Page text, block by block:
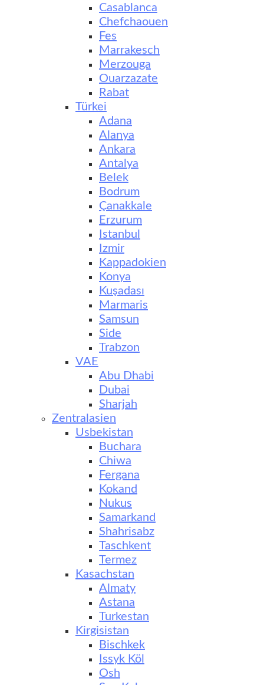
Casablanca
Chefchaouen
Fes
Marrakesch
Merzouga
Ouarzazate
Rabat
Türkei
Adana
Alanya
Ankara
Antalya
Belek
Bodrum
Çanakkale
Erzurum
Istanbul
Izmir
Kappadokien
Konya
Kuşadası
Marmaris
Samsun
Side
Trabzon
VAE
Abu Dhabi
Dubai
Sharjah
Zentralasien
Usbekistan
Buchara
Chiwa
Fergana
Kokand
Nukus
Samarkand
Shahrisabz
Taschkent
Termez
Kasachstan
Almaty
Astana
Turkestan
Kirgisistan
Bischkek
Issyk Köl
Osh